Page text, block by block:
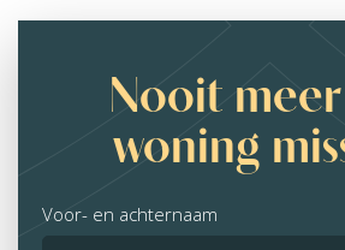
Nooit
woning
Voor- en achternaam